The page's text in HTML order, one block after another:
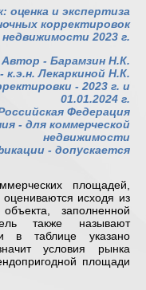
оценка и экспертиза
корректировок
2023 г.
Автор - Барамзин Н.К.
к.э.н. Лекаркиной Н.К.
- 2023 г. и
01.01.2024 г.
Федерация
- для коммерческой
недвижимости
- допускается
площадей,
исходя из
заполненной
также называют
в таблице указано
условия рынка
площади